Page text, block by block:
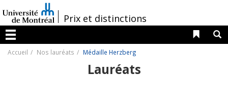
au
contenu
/Prix et distinctions
Menu
Liens
Accueil Nos lauréats Médaille Herzberg
Lauréats